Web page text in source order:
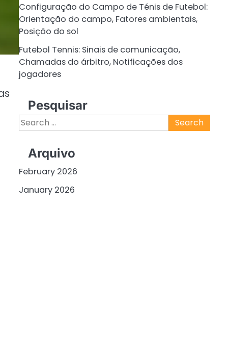
Configuração do Campo de Ténis de Futebol:
Orientação do campo, Fatores ambientais,
Posição do sol
Futebol Tennis: Sinais de comunicação,
Chamadas do árbitro, Notificações dos
jogadores
Pesquisar
Search
for:
Arquivo
February 2026
January 2026